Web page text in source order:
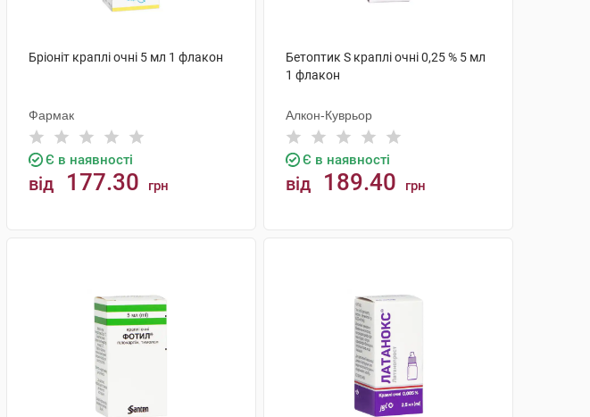
Бріоніт краплі очні 5 мл 1 флакон
Фармак
Є в наявності
від 177.30 грн
Бетоптик S краплі очні 0,25 % 5 мл
1 флакон
Алкон-Куврьор
Є в наявності
від 189.40 грн